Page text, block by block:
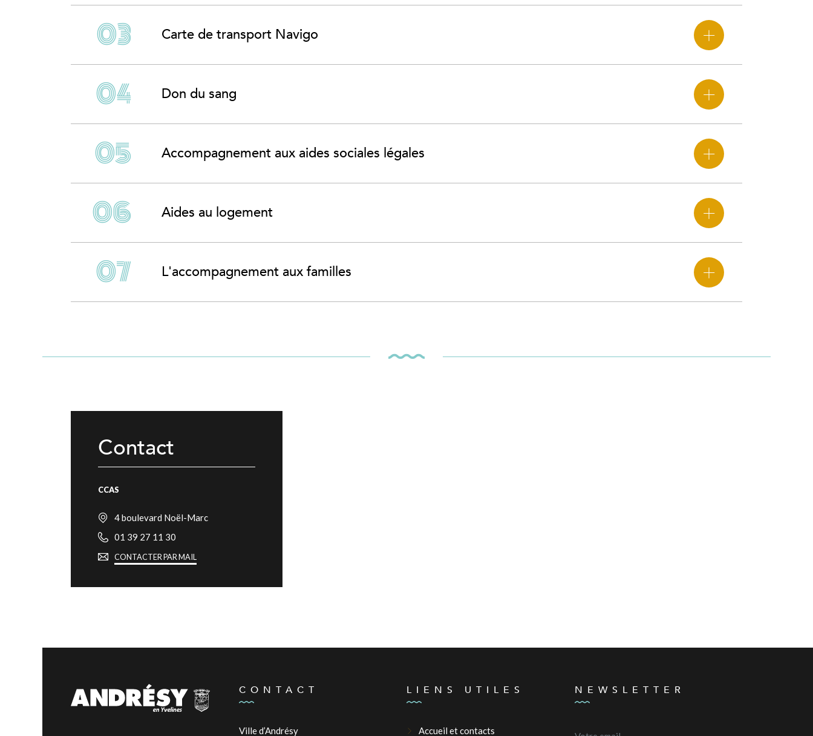
Carte de transport Navigo
Don du sang
Accompagnement aux aides sociales légales
Aides au logement
L'accompagnement aux familles
Contact
CCAS
4 boulevard Noël-Marc
01 39 27 11 30
CONTACTER PAR MAIL
CONTACT
Ville d’Andrésy
LIENS UTILES
Accueil et contacts
NEWSLETTER